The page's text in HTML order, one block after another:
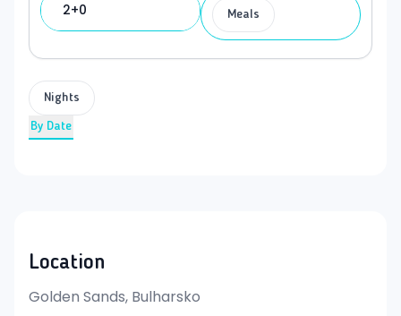
2+0 Meals
Nights
By Date
Location
Golden Sands, Bulharsko